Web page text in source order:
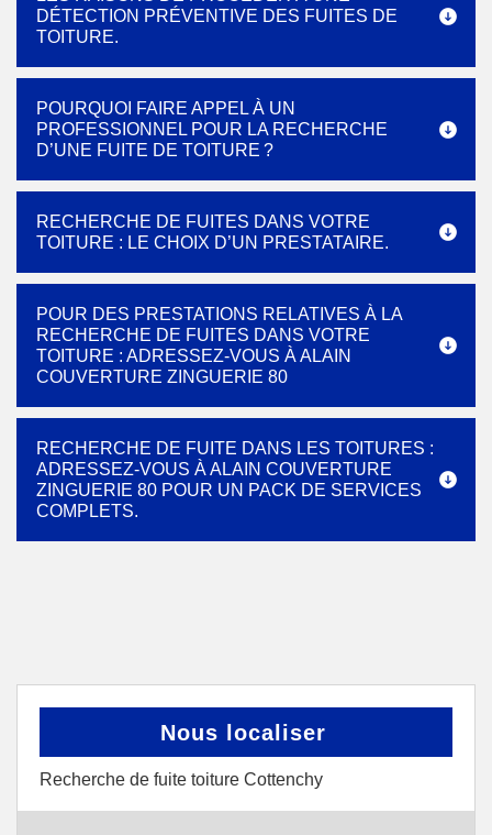
DÉTECTION PRÉVENTIVE DES FUITES DE
TOITURE.
POURQUOI FAIRE APPEL À UN
PROFESSIONNEL POUR LA RECHERCHE
D’UNE FUITE DE TOITURE ?
RECHERCHE DE FUITES DANS VOTRE
TOITURE : LE CHOIX D’UN PRESTATAIRE.
POUR DES PRESTATIONS RELATIVES À LA
RECHERCHE DE FUITES DANS VOTRE
TOITURE : ADRESSEZ-VOUS À ALAIN
COUVERTURE ZINGUERIE 80
RECHERCHE DE FUITE DANS LES TOITURES :
ADRESSEZ-VOUS À ALAIN COUVERTURE
ZINGUERIE 80 POUR UN PACK DE SERVICES
COMPLETS.
Nous localiser
Recherche de fuite toiture Cottenchy